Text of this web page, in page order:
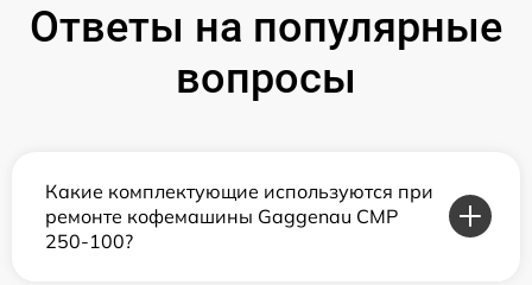
Ответы на популярные
вопросы
Какие комплектующие используются при
ремонте кофемашины Gaggenau CMP
250-100?